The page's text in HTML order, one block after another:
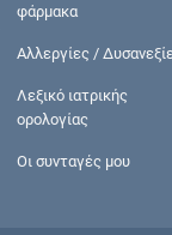
φάρμακα
Αλλεργίες /
Λεξικό ιατρικής
ορολογίας
Οι συνταγές μου